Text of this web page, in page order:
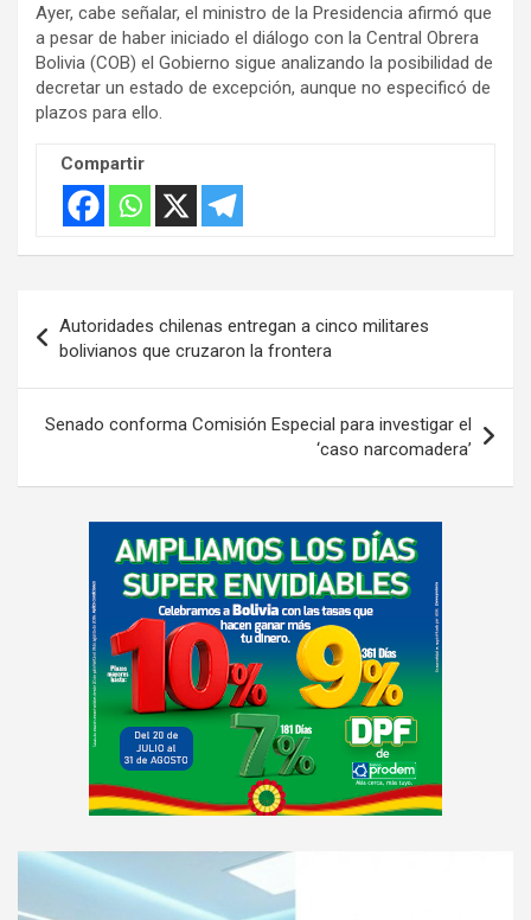
e
r
t
i
e
m
e
n
Ayer, cabe señalar, el ministro de la Presidencia afirmó que
a pesar de haber iniciado el diálogo con la Central Obrera
Bolivia (COB) el Gobierno sigue analizando la posibilidad de
decretar un estado de excepción, aunque no especificó de
plazos para ello.
Compartir
de
entradas
Autoridades chilenas entregan a cinco militares
bolivianos que cruzaron la frontera
Senado conforma Comisión Especial para investigar el
‘caso narcomadera’
e
t
A